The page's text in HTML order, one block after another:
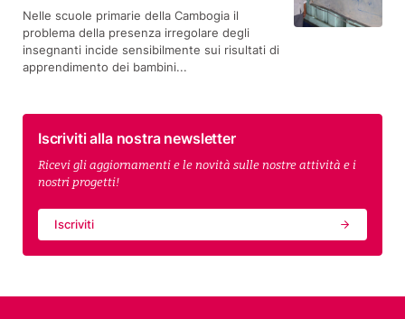
Nelle scuole primarie della Cambogia il
problema della presenza irregolare degli
insegnanti incide sensibilmente sui risultati di
apprendimento dei bambini...
Iscriviti alla nostra newsletter
Ricevi gli aggiornamenti e le novità sulle nostre attività e i
nostri progetti!
Iscriviti